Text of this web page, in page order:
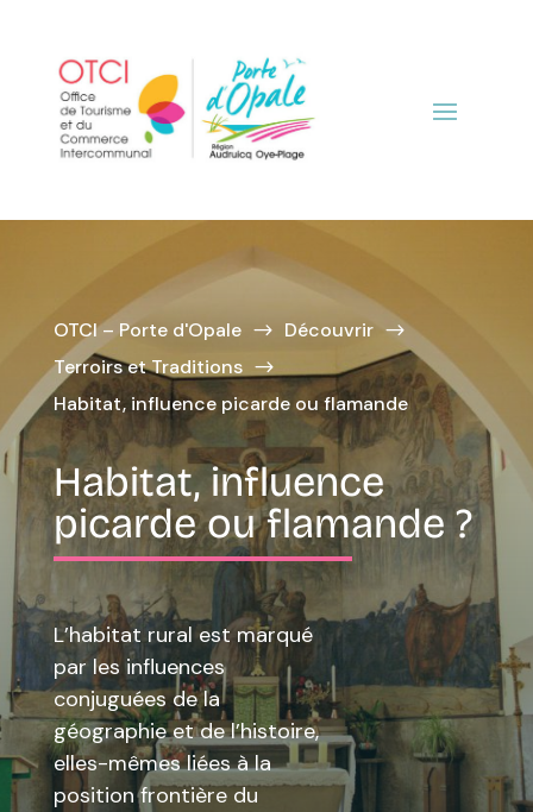
OTCI – Porte d'Opale $ Découvrir $
Terroirs et Traditions $
Habitat, influence picarde ou flamande
Habitat, influence
picarde ou flamande ?
L’habitat rural est marqué
par les influences
conjuguées de la
géographie et de l’histoire,
elles-mêmes liées à la
position frontière du